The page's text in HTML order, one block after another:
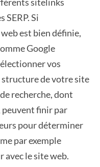
SERP. Si
est bien définie,
Google
vos
structure de votre site
recherche, dont
peuvent finir par
pour déterminer
par exemple
le site web.